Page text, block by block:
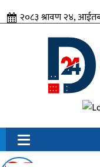
२०८३ श्रावण २४,